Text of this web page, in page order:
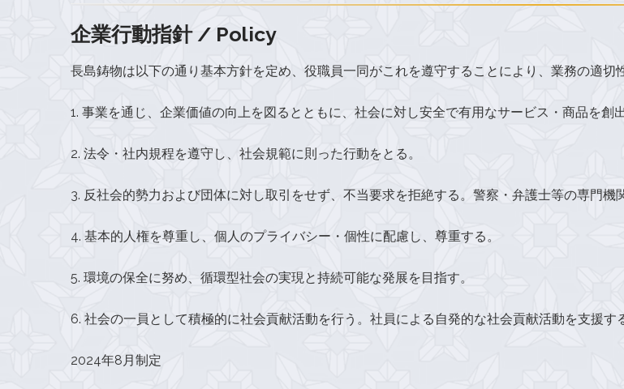
企業行動指針 / Policy
長島鋳物は以下の通り基本方針を定め、役職員一同がこれを遵守することにより、業務の適切
1. 事業を通じ、企業価値の向上を図るとともに、社会に対し安全で有用なサービス・商品を創
2. 法令・社内規程を遵守し、社会規範に則った行動をとる。
3. 反社会的勢力および団体に対し取引をせず、不当要求を拒絶する。警察・弁護士等の専門機
4. 基本的人権を尊重し、個人のプライバシー・個性に配慮し、尊重する。
5. 環境の保全に努め、循環型社会の実現と持続可能な発展を目指す。
6. 社会の一員として積極的に社会貢献活動を行う。社員による自発的な社会貢献活動を支援す
2024年8月制定